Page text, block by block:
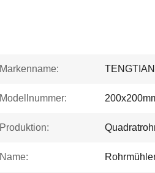
Markenname: TENGTIAN
Modellnummer:
Produktion:
Name: